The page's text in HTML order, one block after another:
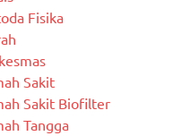
Fisika
Sakit
Sakit Biofilter
Tangga